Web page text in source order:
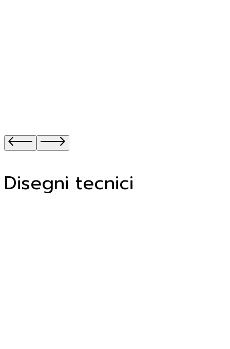
Disegni tecnici